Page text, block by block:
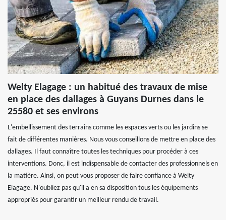
Welty Elagage : un habitué des travaux de mise
en place des dallages à Guyans Durnes dans le
25580 et ses environs
L'embellissement des terrains comme les espaces verts ou les jardins se
fait de différentes manières. Nous vous conseillons de mettre en place des
dallages. Il faut connaître toutes les techniques pour procéder à ces
interventions. Donc, il est indispensable de contacter des professionnels en
la matière. Ainsi, on peut vous proposer de faire confiance à Welty
Elagage. N'oubliez pas qu'il a en sa disposition tous les équipements
appropriés pour garantir un meilleur rendu de travail.